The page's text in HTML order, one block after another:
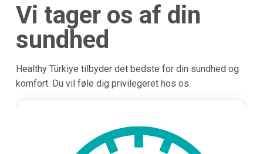
Vi tager os af din
sundhed
Healthy Türkiye tilbyder det bedste for din sundhed og
komfort. Du vil føle dig privilegeret hos os.